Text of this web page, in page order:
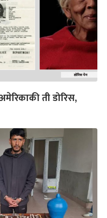
ती डोरिस,